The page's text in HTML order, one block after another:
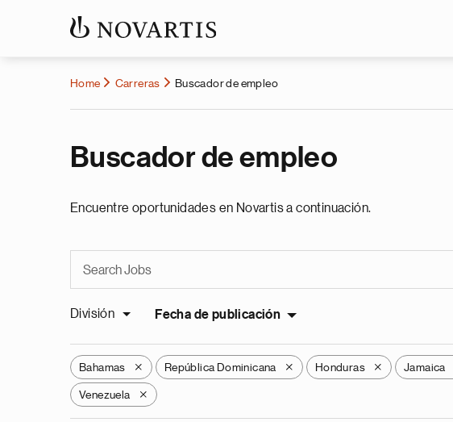
Home Carreras Buscador de empleo
Buscador de empleo
Encuentre oportunidades en Novartis a continuación.
División Fecha de publicación
Bahamas X República Dominicana X Honduras X Jamaica
Venezuela X